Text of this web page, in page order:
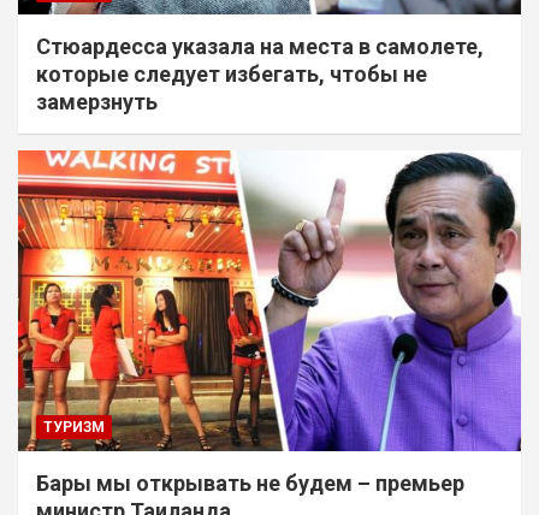
Стюардесса указала на места в самолете,
которые следует избегать, чтобы не
замерзнуть
ТУРИЗМ
Бары мы открывать не будем – премьер